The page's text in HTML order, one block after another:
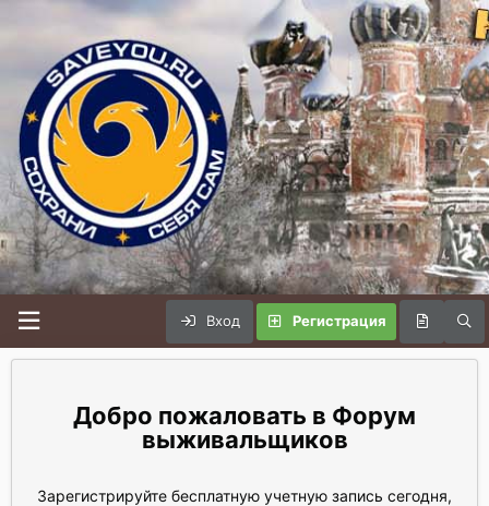
Вход Регистрация
Форум
выживальщиков
Зарегистрируйте бесплатную учетную запись сегодня,